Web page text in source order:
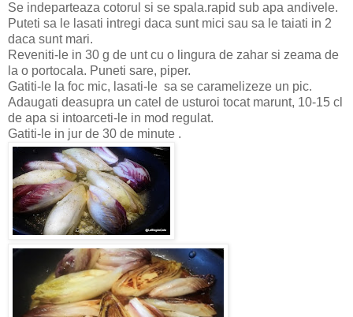
Se indeparteaza cotorul si se spala.rapid sub apa andivele.
Puteti sa le lasati intregi daca sunt mici sau sa le taiati in 2
daca sunt mari.
Reveniti-le in 30 g de unt cu o lingura de zahar si zeama de
la o portocala. Puneti sare, piper.
Gatiti-le la foc mic, lasati-le sa se caramelizeze un pic.
Adaugati deasupra un catel de usturoi tocat marunt, 10-15 cl
de apa si intoarceti-le in mod regulat.
Gatiti-le in jur de 30 de minute .